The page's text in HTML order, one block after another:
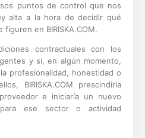
puntos de control que nos
alta a la hora de decidir qué
en BIRISKA.COM.
contractuales con los
y si, en algún momento,
profesionalidad, honestidad o
BIRISKA.COM prescindiría
e iniciaría un nuevo
ese sector o actividad